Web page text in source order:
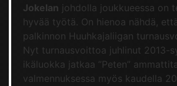
Jokelan johdolla joukkueessa on
hyvää työtä. On hienoa nähdä,
palkinnon Huuhkajaliigan
Nyt turnausvoittoa juhlinut 2013-
ikäluokka jatkaa ”Peten”
valmennuksessa myös kaudella